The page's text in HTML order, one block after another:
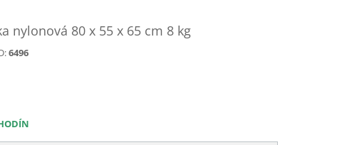
nylonová 80 x 55 x 65 cm 8 kg
6496